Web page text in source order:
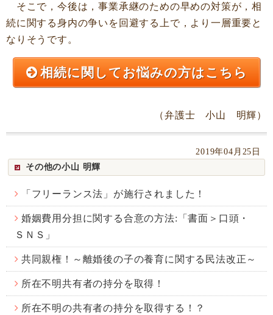
そこで，今後は，事業承継のための早めの対策が，相
続に関する身内の争いを回避する上で，より一層重要と
なりそうです。
相続に関してお悩みの方はこちら
（弁護士 小山 明輝）
2019年04月25日
その他の小山 明輝
「フリーランス法」が施行されました！
婚姻費用分担に関する合意の方法:「書面＞口頭・
ＳＮＳ」
共同親権！～離婚後の子の養育に関する民法改正～
所在不明共有者の持分を取得！
所在不明の共有者の持分を取得する！？